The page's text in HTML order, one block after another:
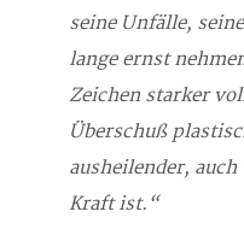
seine Unfälle,
lange ernst
Zeichen starker
Überschuß
ausheilender,
Kraft ist.“